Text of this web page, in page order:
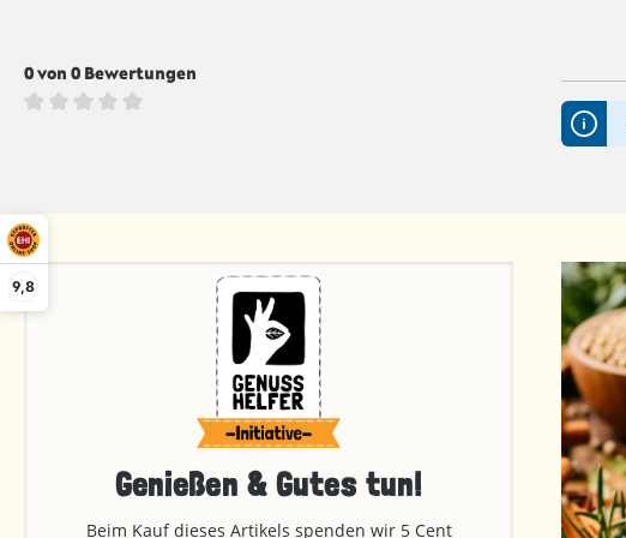
9,8
0 von 0 Bewertungen
Genießen & Gutes tun!
Beim Kauf dieses Artikels spenden wir 5 Cent